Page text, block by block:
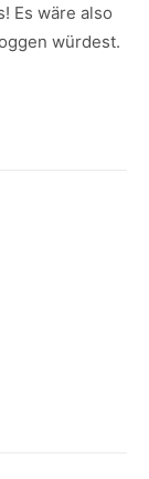
Es wäre also
würdest.